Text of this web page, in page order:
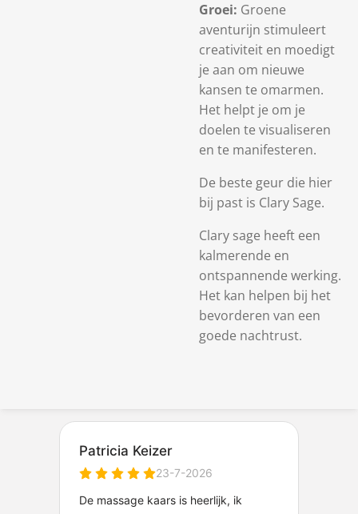
Groei: Groene
aventurijn stimuleert
creativiteit en moedigt
je aan om nieuwe
kansen te omarmen.
Het helpt je om je
doelen te visualiseren
en te manifesteren.
De beste geur die hier
bij past is Clary Sage.
Clary sage heeft een
kalmerende en
ontspannende werking.
Het kan helpen bij het
bevorderen van een
goede nachtrust.